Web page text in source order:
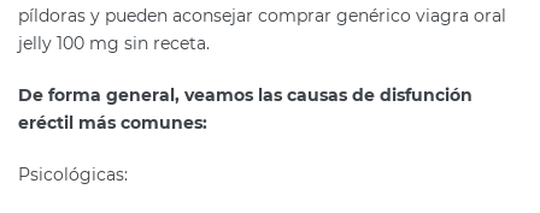
píldoras y pueden aconsejar comprar genérico viagra oral
jelly 100 mg sin receta.
De forma general, veamos las causas de disfunción
eréctil más comunes:
Psicológicas: